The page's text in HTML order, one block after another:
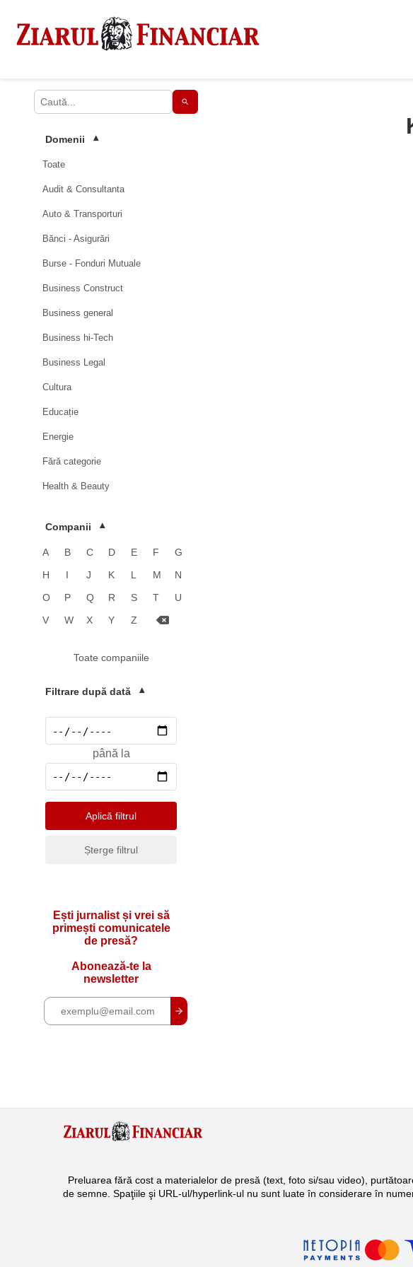
Domenii ▾
Toate
Audit & Consultanta
Auto & Transporturi
Bănci - Asigurări
Burse - Fonduri Mutuale
Business Construct
Business general
Business hi-Tech
Business Legal
Cultura
Educație
Energie
Fără categorie
Health & Beauty
Imobiliare
Pharma & Sănătate
Social
Telecomunicatii
Companii ▾
A B C D E F
G
H
I J K L M
N
O
P Q R S T
U
V
W X Y Z
Toate companiile
Filtrare după dată ▾
până la
Aplică filtrul
Șterge filtrul
Ești jurnalist și vrei să
primești comunicatele
de presă?
Abonează-te la
newsletter
Preluarea fără cost a materialelor de presă (text, foto si/sau video),
de semne. Spaţiile şi URL-ul/hyperlink-ul nu sunt luate în considerare în